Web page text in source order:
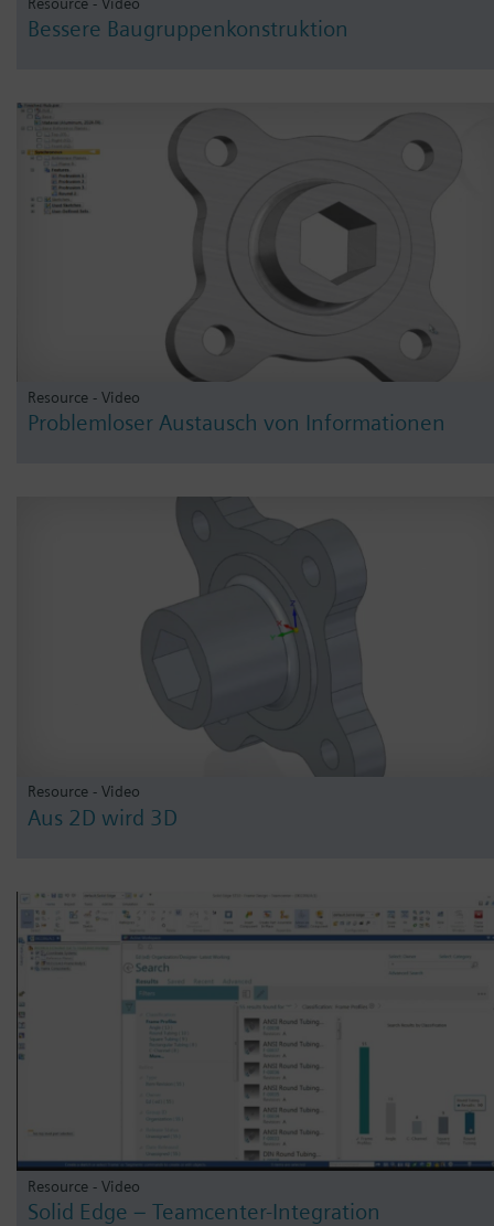
Bessere Baugruppenkonstruktion
Resource - Video
Problemloser Austausch von Informationen
Resource - Video
Aus 2D wird 3D
Resource - Video
Solid Edge – Teamcenter-Integration